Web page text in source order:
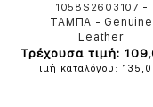
1058S2603107 -
ΤΑΜΠΑ - Genuine
Leather
Τρέχουσα τιμή:
Τιμή καταλόγου: